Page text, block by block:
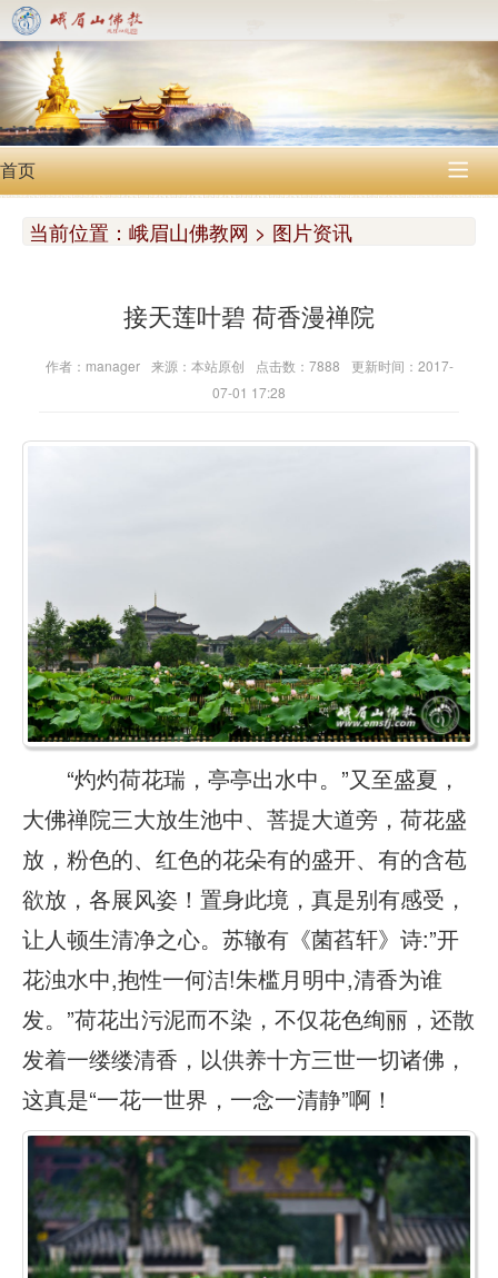
首页 
当前位置： 峨眉山佛教网 > 图片资讯
接天莲叶碧 荷香漫禅院
作者：manager 来源：本站原创 点击数：7888
更新时间：2017-
07-01 17:28
“灼灼荷花瑞，亭亭出水中。”又至盛夏，
大佛禅院三大放生池中、菩提大道旁，荷花盛
放，粉色的、红色的花朵有的盛开、有的含苞
欲放，各展风姿！置身此境，真是别有感受，
让人顿生清净之心。苏辙有《菌萏轩》诗:”开
花浊水中,抱性一何洁!朱槛月明中,清香为谁
发。”荷花出污泥而不染，不仅花色绚丽，还散
发着一缕缕清香，以供养十方三世一切诸佛，
这真是“一花一世界，一念一清静”啊！